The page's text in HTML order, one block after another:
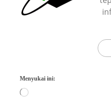
Menyukai ini: